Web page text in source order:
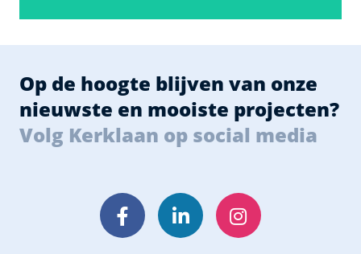
Op de hoogte blijven van onze
nieuwste en mooiste projecten?
Volg Kerklaan op social media
FacebookLinkedInInstagram